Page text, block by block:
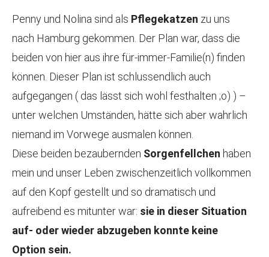
Penny und Nolina sind als Pflegekatzen zu uns
nach Hamburg gekommen. Der Plan war, dass die
beiden von hier aus ihre für-immer-Familie(n) finden
können. Dieser Plan ist schlussendlich auch
aufgegangen ( das lässt sich wohl festhalten ;o) ) –
unter welchen Umständen, hätte sich aber wahrlich
niemand im Vorwege ausmalen können.
Diese beiden bezaubernden Sorgenfellchen haben
mein und unser Leben zwischenzeitlich vollkommen
auf den Kopf gestellt und so dramatisch und
aufreibend es mitunter war: sie in dieser Situation
auf- oder wieder abzugeben konnte keine
Option sein.